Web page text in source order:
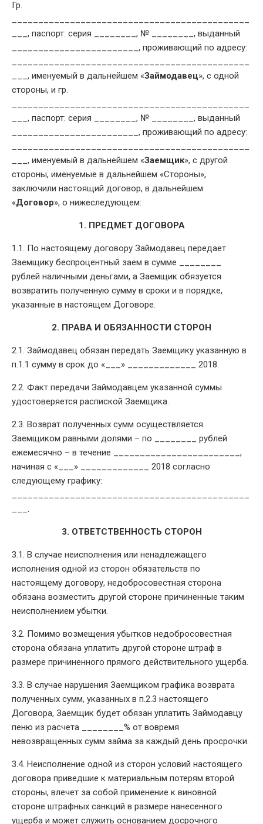
Гр.
___, паспорт: серия ________, № ________, выданный
________________________, проживающий по адресу:
___, именуемый в дальнейшем «Займодавец», с одной
стороны, и гр.
___, паспорт: серия ________, № ________, выданный
________________________, проживающий по адресу:
___, именуемый в дальнейшем «Заемщик», с другой
стороны, именуемые в дальнейшем «Стороны»,
заключили настоящий договор, в дальнейшем
«Договор», о нижеследующем:
1. ПРЕДМЕТ ДОГОВОРА
1.1. По настоящему договору Займодавец передает
Заемщику беспроцентный заем в сумме ________
рублей наличными деньгами, а Заемщик обязуется
возвратить полученную сумму в сроки и в порядке,
указанные в настоящем Договоре.
2. ПРАВА И ОБЯЗАННОСТИ СТОРОН
2.1. Займодавец обязан передать Заемщику указанную в
п.1.1 сумму в срок до «___» _____________ 2018.
2.2. Факт передачи Займодавцем указанной суммы
удостоверяется распиской Заемщика.
2.3. Возврат полученных сумм осуществляется
Заемщиком равными долями – по ________ рублей
ежемесячно – в течение ________________________,
начиная с «___» _____________ 2018 согласно
следующему графику:
___.
3. ОТВЕТСТВЕННОСТЬ СТОРОН
3.1. В случае неисполнения или ненадлежащего
исполнения одной из сторон обязательств по
настоящему договору, недобросовестная сторона
обязана возместить другой стороне причиненные таким
неисполнением убытки.
3.2. Помимо возмещения убытков недобросовестная
сторона обязана уплатить другой стороне штраф в
размере причиненного прямого действительного ущерба.
3.3. В случае нарушения Заемщиком графика возврата
полученных сумм, указанных в п.2.3 настоящего
Договора, Заемщик будет обязан уплатить Займодавцу
пеню из расчета ________% от вовремя
невозвращенных сумм займа за каждый день просрочки.
3.4. Неисполнение одной из сторон условий настоящего
договора приведшие к материальным потерям второй
стороны, влечет за собой применение к виновной
стороне штрафных санкций в размере нанесенного
ущерба и может служить основанием досрочного